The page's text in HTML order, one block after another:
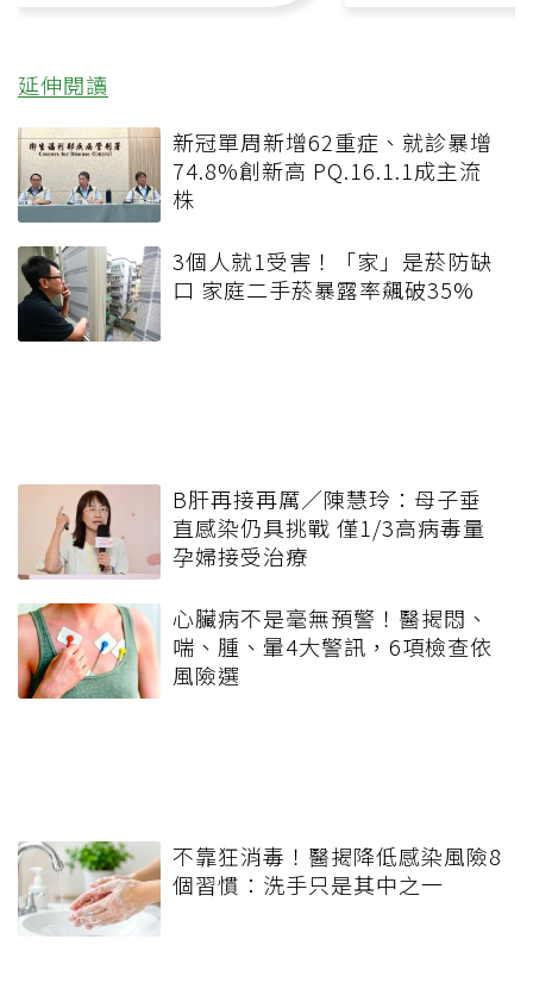
延伸閱讀
新冠單周新增62重症、就診暴增
74.8%創新高 PQ.16.1.1成主流
株
3個人就1受害！「家」是菸防缺
口 家庭二手菸暴露率飆破35%
B肝再接再厲／陳慧玲：母子垂
直感染仍具挑戰 僅1/3高病毒量
孕婦接受治療
心臟病不是毫無預警！醫揭悶、
喘、腫、暈4大警訊，6項檢查依
風險選
不靠狂消毒！醫揭降低感染風險8
個習慣：洗手只是其中之一